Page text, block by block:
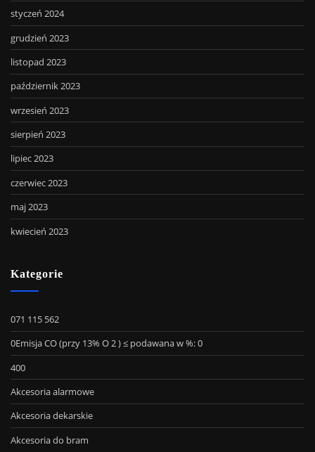
styczeń 2024
grudzień 2023
listopad 2023
październik 2023
wrzesień 2023
sierpień 2023
lipiec 2023
czerwiec 2023
maj 2023
kwiecień 2023
Kategorie
071 115 562
0Emisja CO (przy 13% O 2 ) ≤ podawana w %: 0
400
Akcesoria alarmowe
Akcesoria dekarskie
Akcesoria do bram